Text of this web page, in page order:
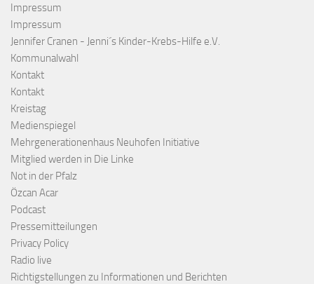
Impressum
Impressum
Jennifer Cranen - Jenni´s Kinder-Krebs-Hilfe e.V.
Kommunalwahl
Kontakt
Kontakt
Kreistag
Medienspiegel
Mehrgenerationenhaus Neuhofen Initiative
Mitglied werden in Die Linke
Not in der Pfalz
Özcan Acar
Podcast
Pressemitteilungen
Privacy Policy
Radio live
Richtigstellungen zu Informationen und Berichten